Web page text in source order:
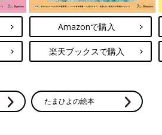
Amazonで購入
楽天ブックスで購入
たまひよの絵本